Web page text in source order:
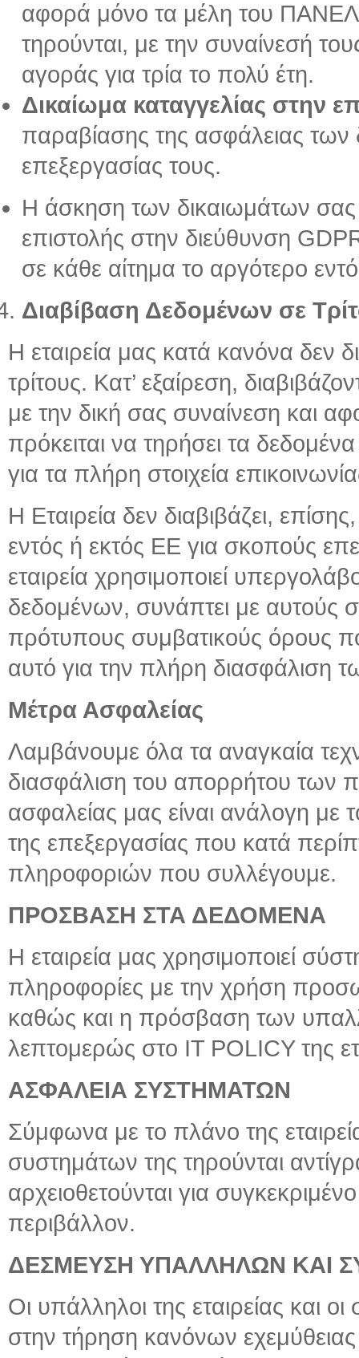
αφορά μόνο τα μέλη του ΠΑΝΕΛ
τηρούνται, με την συναίνεσή
αγοράς για τρία το πολύ έτη.
Δικαίωμα καταγγελίας στην
παραβίασης της ασφάλειας
επεξεργασίας τους.
H άσκηση των δικαιωμάτων σας
επιστολής στην διεύθυνση
σε κάθε αίτημα το αργότερο
Διαβίβαση Δεδομένων σε
Η εταιρεία μας κατά κανόνα δεν
τρίτους. Κατ’ εξαίρεση,
με την δική σας συναίνεση και
πρόκειται να τηρήσει τα
για τα πλήρη στοιχεία
Η Εταιρεία δεν διαβιβάζει,
εντός ή εκτός ΕΕ για σκοπούς
εταιρεία χρησιμοποιεί
δεδομένων, συνάπτει με αυτούς
πρότυπους συμβατικούς όρους
αυτό για την πλήρη διασφάλιση
Μέτρα Ασφαλείας
Λαμβάνουμε όλα τα αναγκαία
διασφάλιση του απορρήτου των
ασφαλείας μας είναι ανάλογη με
της επεξεργασίας που κατά
πληροφοριών που συλλέγουμε.
ΠΡΟΣΒΑΣΗ ΣΤΑ ΔΕΔΟΜΕΝΑ
Η εταιρεία μας χρησιμοποιεί
πληροφορίες με την χρήση
καθώς και η πρόσβαση των
λεπτομερώς στο IT POLICY της
ΑΣΦΑΛΕΙΑ ΣΥΣΤΗΜΑΤΩΝ
Σύμφωνα με το πλάνο της
συστημάτων της τηρούνται
αρχειοθετούνται για
περιβάλλον.
ΔΕΣΜΕΥΣΗ ΥΠΑΛΛΗΛΩΝ ΚΑΙ
Οι υπάλληλοι της εταιρείας και
στην τήρηση κανόνων